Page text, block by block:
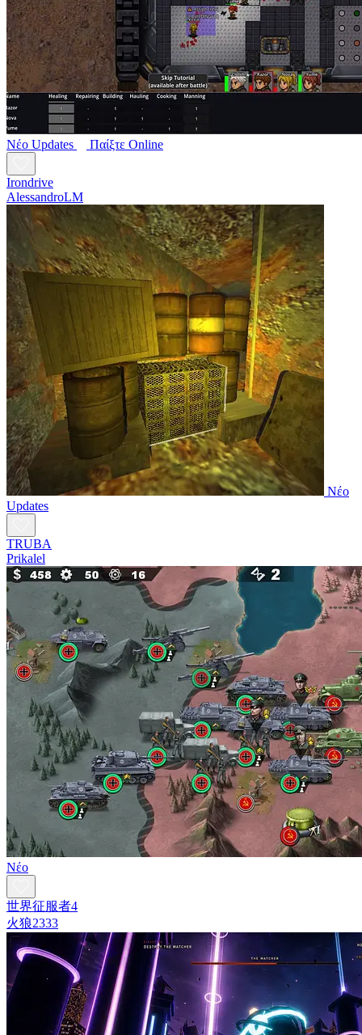
Νέο Updates Παίξτε Online
Irondrive
AlessandroLM
Νέο
Updates
TRUBA
Prikalel
Νέο
世界征服者4
火狼2333